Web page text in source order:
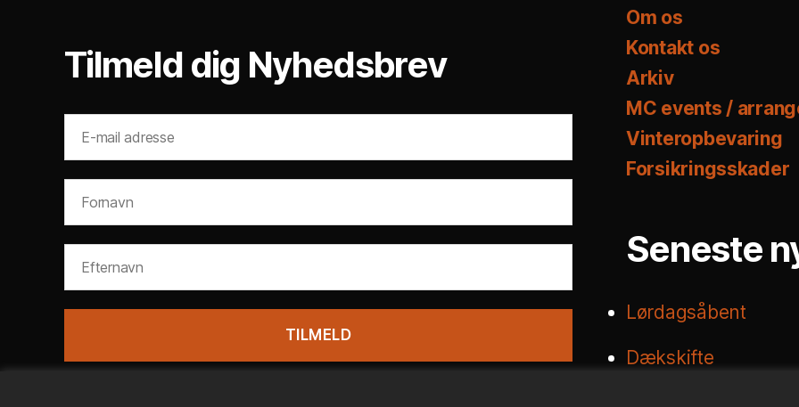
Tilmeld dig Nyhedsbrev
Om os
Kontakt os
Arkiv
MC events /
Vinteropbevaring
Forsikringsskader
Seneste
Lørdagsåbent
Dækskifte